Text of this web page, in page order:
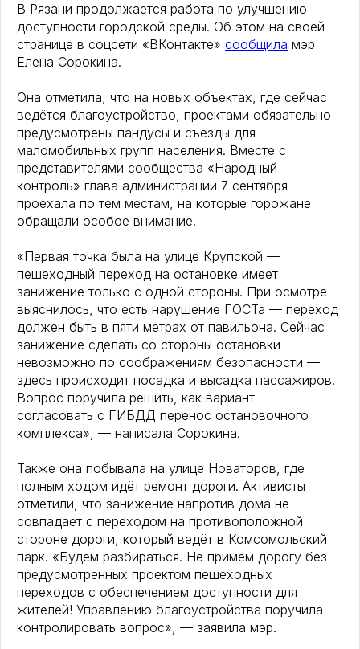
В Рязани продолжается работа по улучшению
доступности городской среды. Об этом на своей
странице в соцсети «ВКонтакте» сообщила мэр
Елена Сорокина.
Она отметила, что на новых объектах, где сейчас
ведётся благоустройство, проектами обязательно
предусмотрены пандусы и съезды для
маломобильных групп населения. Вместе с
представителями сообщества «Народный
контроль» глава администрации 7 сентября
проехала по тем местам, на которые горожане
обращали особое внимание.
«Первая точка была на улице Крупской —
пешеходный переход на остановке имеет
занижение только с одной стороны. При осмотре
выяснилось, что есть нарушение ГОСТа — переход
должен быть в пяти метрах от павильона. Сейчас
занижение сделать со стороны остановки
невозможно по соображениям безопасности —
здесь происходит посадка и высадка пассажиров.
Вопрос поручила решить, как вариант —
согласовать с ГИБДД перенос остановочного
комплекса», — написала Сорокина.
Также она побывала на улице Новаторов, где
полным ходом идёт ремонт дороги. Активисты
отметили, что занижение напротив дома не
совпадает с переходом на противоположной
стороне дороги, который ведёт в Комсомольский
парк. «Будем разбираться. Не примем дорогу без
предусмотренных проектом пешеходных
переходов с обеспечением доступности для
жителей! Управлению благоустройства поручила
контролировать вопрос», — заявила мэр.